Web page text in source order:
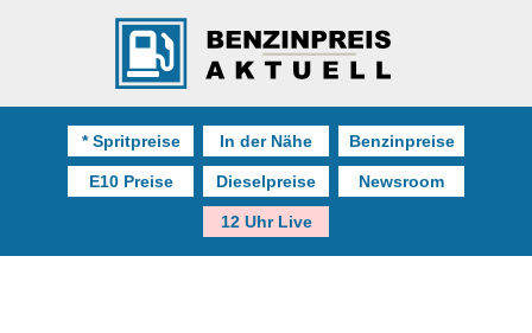
* Spritpreise In der Nähe Benzinpreise
E10 Preise Dieselpreise Newsroom
12 Uhr Live